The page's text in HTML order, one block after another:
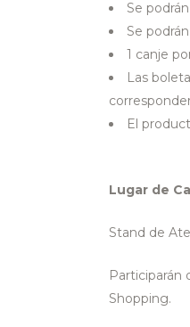
Se
Se
1 canje
Las
El
Lugar de
Stand de
Participarán
Shopping.